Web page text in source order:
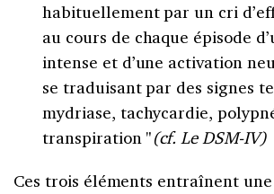
habituellement par un cri
au cours de chaque épisode
intense et d’une activation
se traduisant par des signes
mydriase, tachycardie,
transpiration (cf. Le DSM-IV)
Ces trois éléments entraînent